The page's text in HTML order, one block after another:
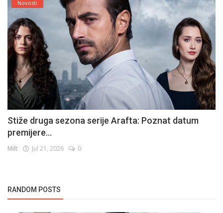
Novosti
Stiže druga sezona serije Arafta: Poznat datum
premijere...
Milt Jul 21, 2026 0
RANDOM POSTS